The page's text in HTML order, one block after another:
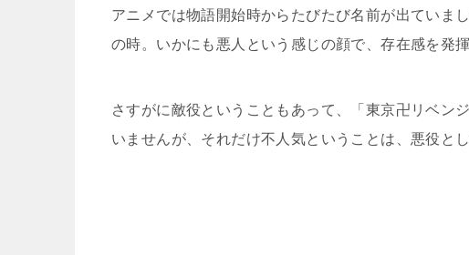
アニメでは物語開始時からたびたび名前が出ていま
の時。いかにも悪人という感じの顔で、存在感を発
さすがに敵役ということもあって、「東京卍リベン
いませんが、それだけ不人気ということは、悪役と